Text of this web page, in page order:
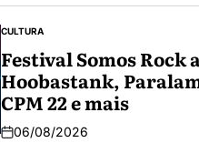
CULTURA
Festival Somos Rock
Hoobastank,
CPM 22 e mais
06/08/2026